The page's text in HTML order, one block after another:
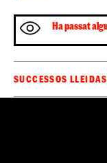
Ha passat
SUCCESSOS LLEIDA